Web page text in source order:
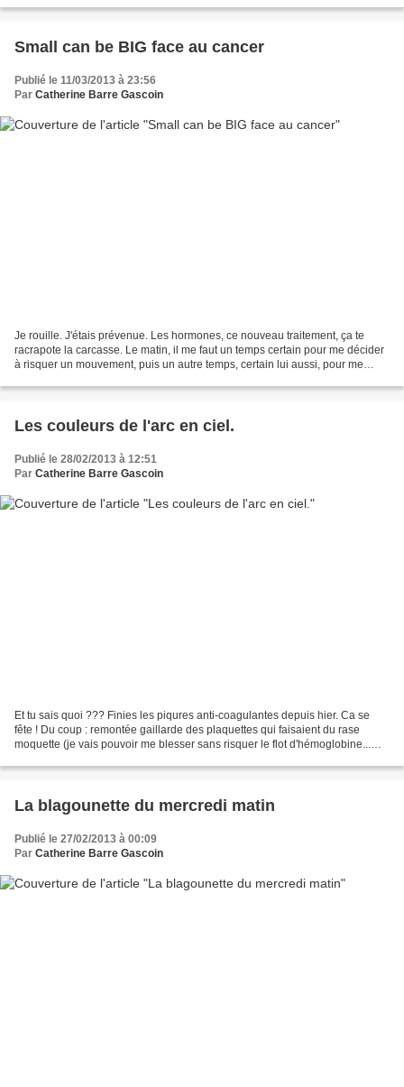
Small can be BIG face au cancer
Publié le 11/03/2013 à 23:56
Par Catherine Barre Gascoin
Je rouille. J'étais prévenue. Les hormones, ce nouveau traitement, ça te
racrapote la carcasse. Le matin, il me faut un temps certain pour me décider
à risquer un mouvement, puis un autre temps, certain lui aussi, pour me
Les couleurs de l'arc en ciel.
Publié le 28/02/2013 à 12:51
Par Catherine Barre Gascoin
Et tu sais quoi ??? Finies les piqures anti-coagulantes depuis hier. Ca se
fête ! Du coup : remontée gaillarde des plaquettes qui faisaient du rase
moquette (je vais pouvoir me blesser sans risquer le flot d'hémoglobine...
La blagounette du mercredi matin
Publié le 27/02/2013 à 00:09
Par Catherine Barre Gascoin